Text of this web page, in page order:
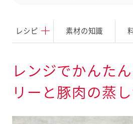
レシピ 素材の知識
d
cレンジでかんたん
リーと豚肉の蒸